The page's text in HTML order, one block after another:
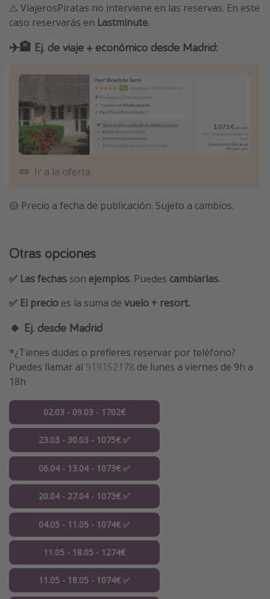
⚠️ ViajerosPiratas no interviene en las reservas. En este
caso reservarás en Lastminute.
✈️🏨 Ej. de viaje + económico desde Madrid:
Ir a la oferta
🟡 Precio a fecha de publicación. Sujeto a cambios.
Otras opciones
✅ Las fechas son ejemplos. Puedes cambiarlas.
✅ El precio es la suma de vuelo + resort.
🔸 Ej. desde Madrid
*¿Tienes dudas o prefieres reservar por teléfono?
Puedes llamar al 919152178 de lunes a viernes de 9h a
18h
02.03 - 09.03 - 1702€
23.03 - 30.03 - 1075€ ✅
06.04 - 13.04 - 1073€ ✅
20.04 - 27.04 - 1073€ ✅
04.05 - 11.05 - 1074€ ✅
11.05 - 18.05 - 1274€
11.05 - 18.05 - 1074€ ✅